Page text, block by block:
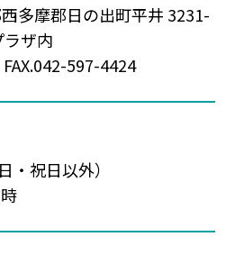
多摩郡日の出町平井 3231-
ザ内
597-4424
・祝日以外）